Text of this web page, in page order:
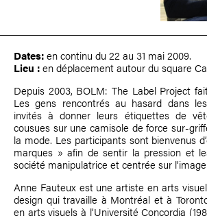
Dates:en continu du 22 au 31 mai 2009.
Lieu :en déplacement autour du square
Depuis 2003, BOLM: The Label Project
Les gens rencontrés au hasard dans
invités à donner leurs étiquettes de
cousues sur une camisole de force sur-
la mode. Les participants sont bienvenus
marques » afin de sentir la pression et
société manipulatrice et centrée sur
Anne Fauteux est une artiste en arts
design qui travaille à Montréal et à
en arts visuels à l’Université Concordia